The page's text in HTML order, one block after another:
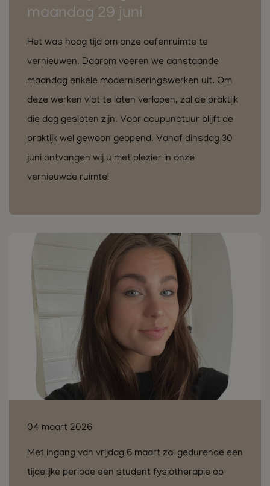
maandag 29 juni
Het was hoog tijd om onze oefenruimte te
vernieuwen. Daarom voeren we aanstaande
maandag enkele moderniseringswerken uit. Om
deze werken vlot te laten verlopen, zal de praktijk
die dag gesloten zijn. Voor acupunctuur blijft de
praktijk wel gewoon geopend. Vanaf dinsdag 30
juni ontvangen wij u met plezier in onze
vernieuwde ruimte!
04 maart 2026
Met ingang van vrijdag 6 maart zal gedurende een
tijdelijke periode een student fysiotherapie op